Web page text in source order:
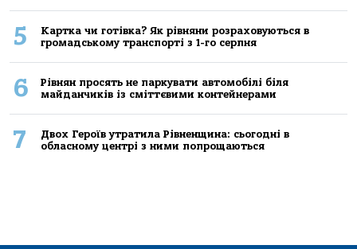
5
Картка чи готівка? Як рівняни розраховуються в
громадському транспорті з 1-го серпня
6
Рівнян просять не паркувати автомобілі біля
майданчиків із сміттєвими контейнерами
7
Двох Героїв утратила Рівненщина: сьогодні в
обласному центрі з ними попрощаються